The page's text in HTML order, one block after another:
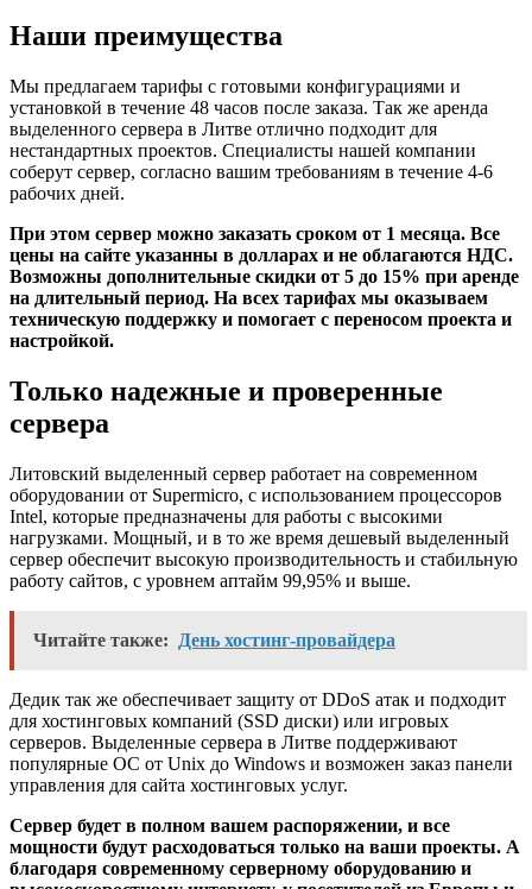
Наши преимущества
Мы предлагаем тарифы с готовыми конфигурациями и
установкой в течение 48 часов после заказа. Так же аренда
выделенного сервера в Литве отлично подходит для
нестандартных проектов. Специалисты нашей компании
соберут сервер, согласно вашим требованиям в течение 4-6
рабочих дней.
При этом сервер можно заказать сроком от 1 месяца. Все
цены на сайте указанны в долларах и не облагаются НДС.
Возможны дополнительные скидки от 5 до 15% при аренде
на длительный период. На всех тарифах мы оказываем
техническую поддержку и помогает с переносом проекта и
настройкой.
Только надежные и проверенные
сервера
Литовский выделенный сервер работает на современном
оборудовании от Supermicro, с использованием процессоров
Intel, которые предназначены для работы с высокими
нагрузками. Мощный, и в то же время дешевый выделенный
сервер обеспечит высокую производительность и стабильную
работу сайтов, с уровнем аптайм 99,95% и выше.
Читайте также: День хостинг-провайдера
Дедик так же обеспечивает защиту от DDoS атак и подходит
для хостинговых компаний (SSD диски) или игровых
серверов. Выделенные сервера в Литве поддерживают
популярные ОС от Unix до Windows и возможен заказ панели
управления для сайта хостинговых услуг.
Сервер будет в полном вашем распоряжении, и все
мощности будут расходоваться только на ваши проекты. А
благодаря современному серверному оборудованию и